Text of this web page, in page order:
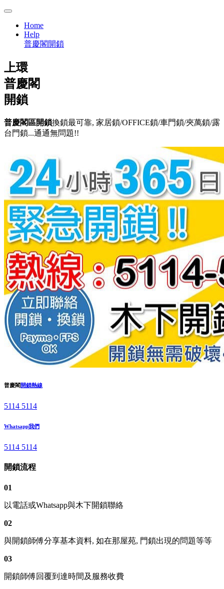
Home
Help
普慶閣開鎖
上環
普慶閣
開鎖
普慶閣區開鎖換鎖最可靠, 家居鎖/OFFICE鎖/車門鎖/夾萬鎖/露
台門鎖...通通無問題!!
普慶閣開鎖熱線
5114 5114
Whatsapp我們
5114 5114
開鎖流程
01
以電話或Whatsapp與木下開鎖聯絡
02
與開鎖師傅分享基本資料, 如在那屋苑, 門鎖出現的問題等等
03
開鎖師傅回覆到達時間及服務收費